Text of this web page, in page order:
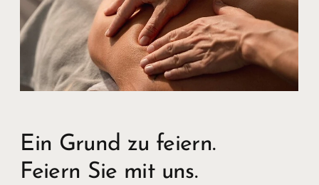
Ein Grund zu feiern.
Feiern Sie mit uns.